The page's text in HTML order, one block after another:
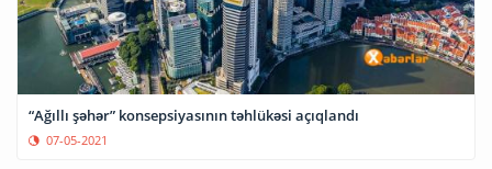
“Ağıllı şəhər” konsepsiyasının təhlükəsi açıqlandı
07-05-2021